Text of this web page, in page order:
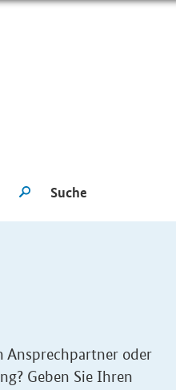
Ansprechpartner oder
Geben Sie Ihren